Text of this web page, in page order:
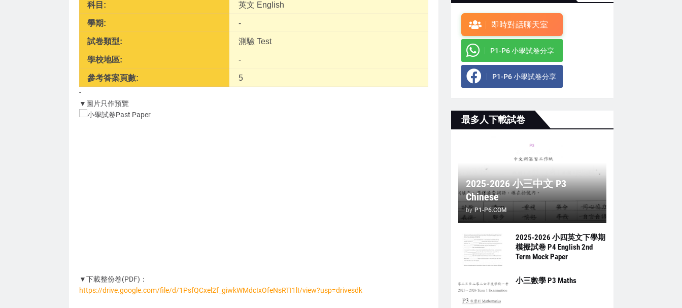
科目: 英文 English
學期: -
試卷類型: 測驗 Test
學校地區: -
參考答案頁數: 5
-
▼圖片只作預覽
▼下載整份卷(PDF)：
https://drive.google.com/file/d/1PsfQCxel2f_giwkWMdcIxOfeNsRTI1lI/view?usp=drivesdk
即時對話聊天室
P1-P6 小學試卷分享
P1-P6 小學試卷分享
最多人下載試卷
2025-2026 小三中文 P3
Chinese
by P1-P6.COM
2025-2026 小四英文下學期
模擬試卷 P4 English 2nd
Term Mock Paper
小三數學 P3 Maths